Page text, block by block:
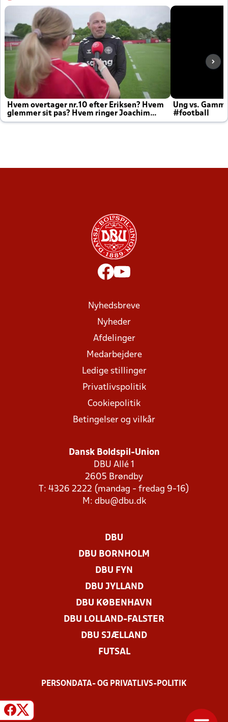
Hvem overtager nr.10 efter Eriksen? Hvem
glemmer sit pas? Hvem ringer Joachim
altid til efter kampe?
Ung vs.
#football
Nyhedsbreve
Nyheder
Afdelinger
Medarbejdere
Ledige stillinger
Privatlivspolitik
Cookiepolitik
Betingelser og vilkår
Dansk Boldspil-Union
DBU Allé 1
2605 Brøndby
T: 4326 2222 (mandag - fredag 9-16)
M: dbu@dbu.dk
DBU
DBU BORNHOLM
DBU FYN
DBU JYLLAND
DBU KØBENHAVN
DBU LOLLAND-FALSTER
DBU SJÆLLAND
FUTSAL
PERSONDATA- OG PRIVATLIVS-POLITIK